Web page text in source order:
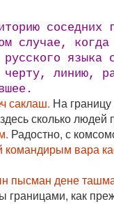
случае,
русского
линию,
саклаш. На границу
сколько
Радостно, с
вара
пысман дене
как